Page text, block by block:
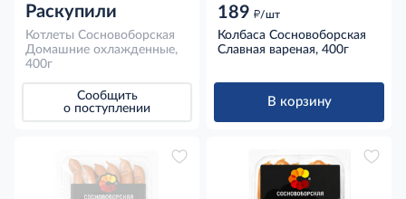
Раскупили
Котлеты Сосновоборская
Домашние охлажденные,
400г
Сообщить
о поступлении
189 д/шт
Колбаса Сосновоборская
Славная вареная, 400г
В корзину